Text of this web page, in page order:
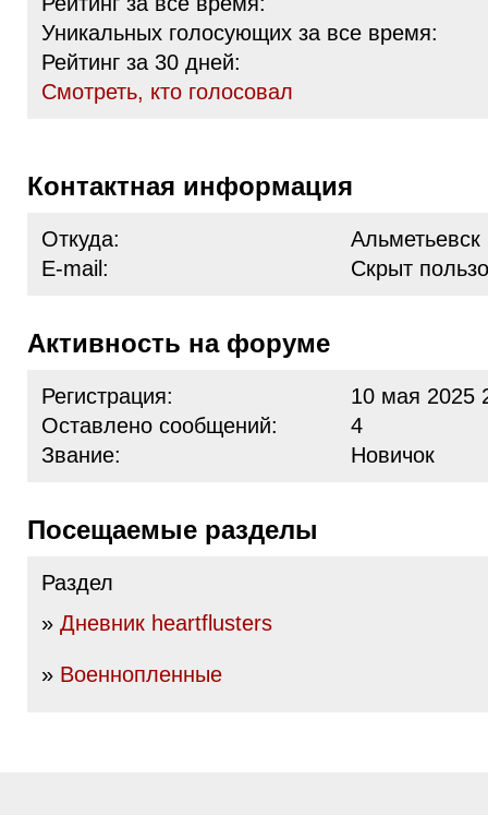
Уникальных голосующих за все время:
Рейтинг за 30 дней:
Cмотреть, кто голосовал
Контактная информация
Откуда:
Альметьевск
E-mail:
Скрыт
Активность на форуме
Регистрация:
10 мая 2025
Оставлено сообщений:
4
Звание:
Новичок
Посещаемые разделы
Раздел
» Дневник heartflusters
» Военнопленные